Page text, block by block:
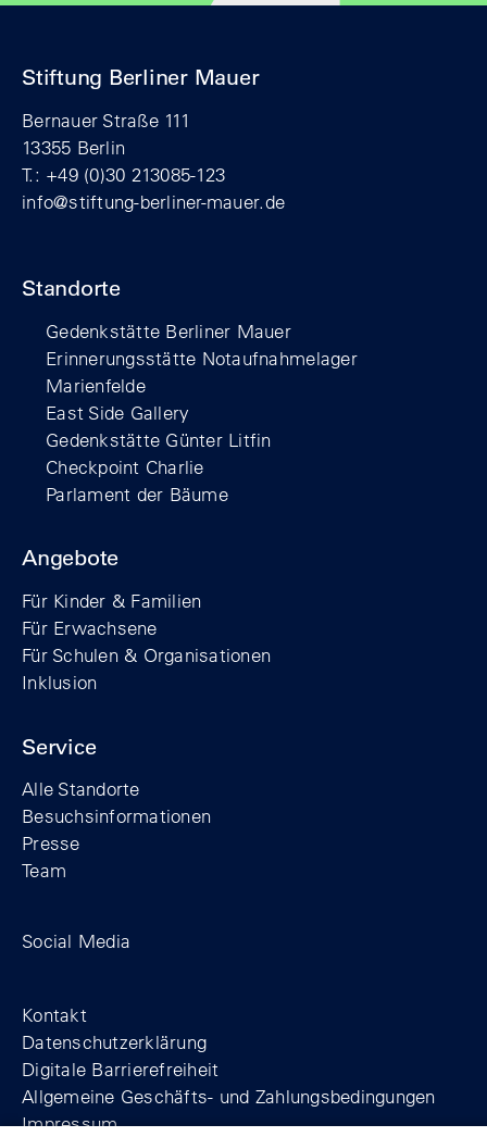
Stiftung Berliner Mauer
Bernauer Straße 111
13355 Berlin
T.: +49 (0)30 213085-123
info@stiftung-berliner-mauer.de
Standorte
Gedenkstätte Berliner Mauer
Erinnerungsstätte Notaufnahmelager
Marienfelde
East Side Gallery
Gedenkstätte Günter Litfin
Checkpoint Charlie
Parlament der Bäume
Angebote
Für Kinder & Familien
Für Erwachsene
Für Schulen & Organisationen
Inklusion
Service
Alle Standorte
Besuchsinformationen
Presse
Team
Social Media
Kontakt
Datenschutzerklärung
Digitale Barrierefreiheit
Allgemeine Geschäfts- und Zahlungsbedingungen
Impressum